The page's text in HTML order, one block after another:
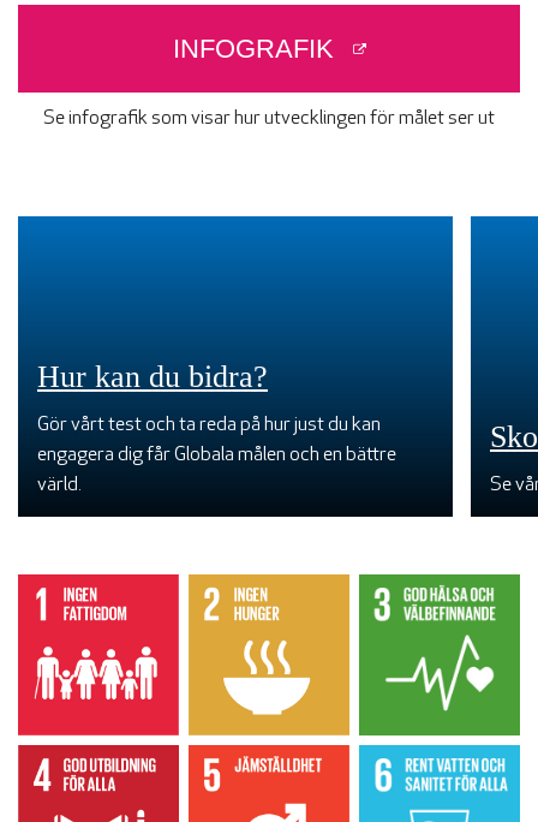
INFOGRAFIK
Se infografik som visar hur utvecklingen för målet ser ut
Hur kan du bidra?
Gör vårt test och ta reda på hur just du kan
engagera dig får Globala målen och en bättre
värld.
Se